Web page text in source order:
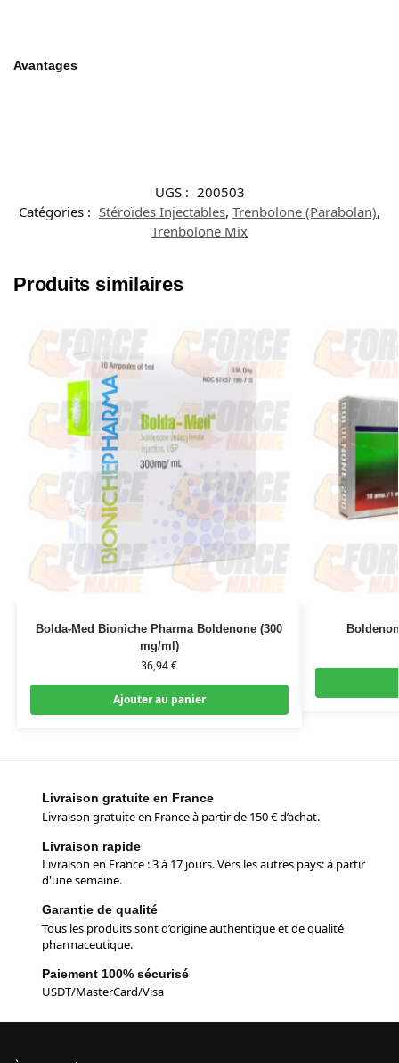
Avantages
UGS : 200503
Catégories : Stéroïdes Injectables, Trenbolone (Parabolan),
Trenbolone Mix
Produits similaires
Bolda-Med Bioniche Pharma Boldenone (300
mg/ml)
36,94€
Ajouter au panier
Livraison gratuite en France
Livraison gratuite en France à partir de 150 € d’achat.
Livraison rapide
Livraison en France : 3 à 17 jours. Vers les autres pays: à partir
d'une semaine.
Garantie de qualité
Tous les produits sont d’origine authentique et de qualité
pharmaceutique.
Paiement 100% sécurisé
USDT/MasterCard/Visa